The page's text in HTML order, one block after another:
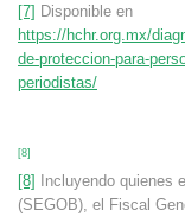
[7] Disponible en
https://hchr.org.mx/
de-proteccion-para-
periodistas/
[8]
[8] Incluyendo quienes
(SEGOB), el Fiscal